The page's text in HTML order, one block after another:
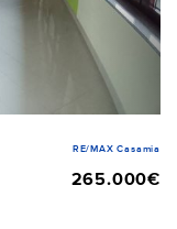
RE/MAX Casamia
265.000€